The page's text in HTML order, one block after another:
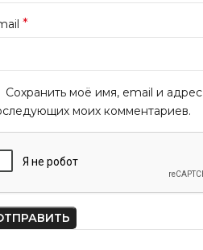
*
Сохранить моё имя, email и
моих комментариев.